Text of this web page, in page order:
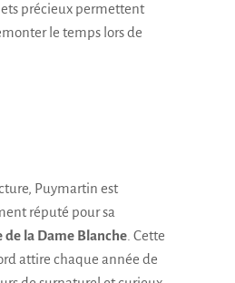
précieux permettent
le temps lors de
Puymartin est
réputé pour sa
la Dame Blanche . Cette
attire chaque année de